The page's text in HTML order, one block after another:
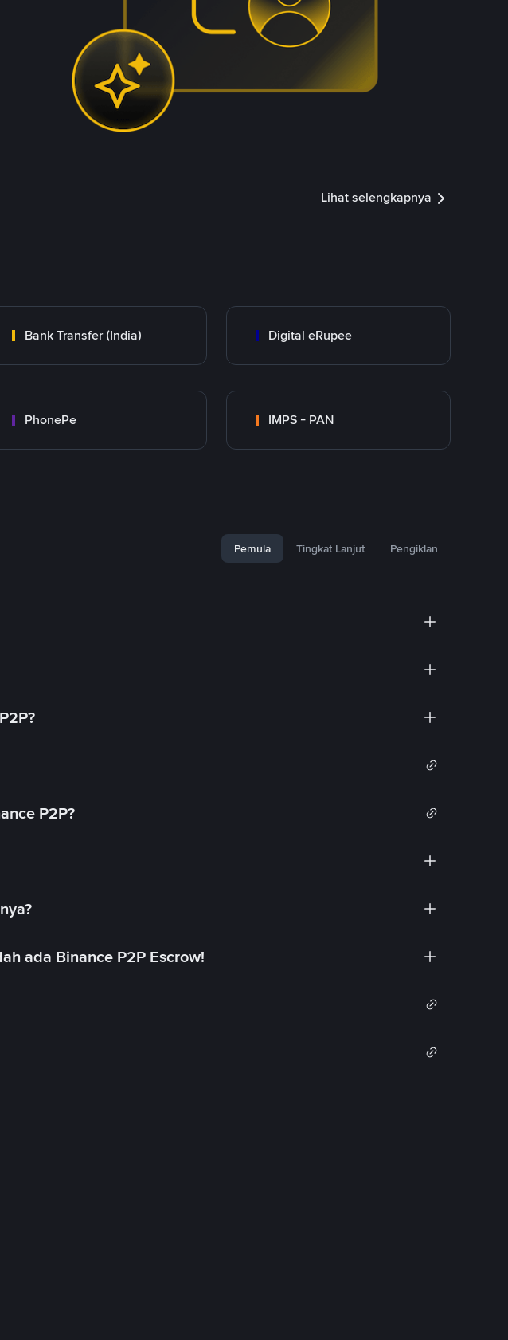
Lihat selengkapnya
Bank Transfer (India) Digital eRupee
PhonePe IMPS - PAN
Pemula Tingkat Lanjut Pengiklan
P2P?
ada Binance P2P Escrow!